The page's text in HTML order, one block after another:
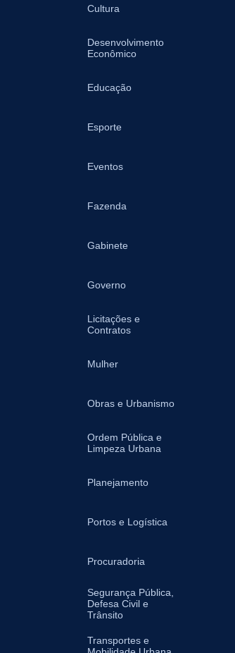
Cultura
Desenvolvimento
Econômico
Educação
Esporte
Eventos
Fazenda
Gabinete
Governo
Licitações e
Contratos
Mulher
Obras e Urbanismo
Ordem Pública e
Limpeza Urbana
Planejamento
Portos e Logística
Procuradoria
Segurança Pública,
Defesa Civil e
Trânsito
Transportes e